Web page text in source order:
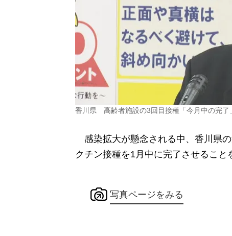
香川県 高齢者施設の3回目接種「今月中の完了
感染拡大が懸念される中、香川県
クチン接種を1月中に完了させること
写真ページをみる